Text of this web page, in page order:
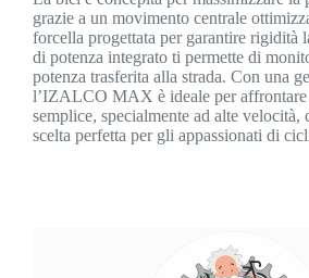
grazie a un movimento centrale
forcella progettata per garantire rigidità
di potenza integrato ti permette di
potenza trasferita alla strada. Con una
l’IZALCO MAX è ideale per
semplice, specialmente ad alte velocità,
scelta perfetta per gli appassionati di